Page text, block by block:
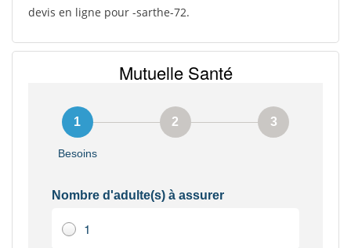
devis en ligne pour -sarthe-72.